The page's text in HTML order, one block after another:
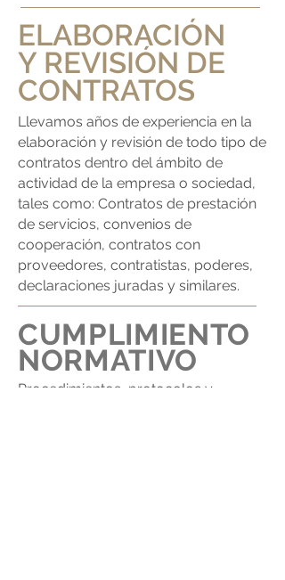
ELABORACIÓN
Y REVISIÓN DE
CONTRATOS
Llevamos años de experiencia en la
elaboración y revisión de todo tipo de
contratos dentro del ámbito de
actividad de la empresa o sociedad,
tales como: Contratos de prestación
de servicios, convenios de
cooperación, contratos con
proveedores, contratistas, poderes,
declaraciones juradas y similares.
CUMPLIMIENTO
NORMATIVO
Procedimientos, protocolos y